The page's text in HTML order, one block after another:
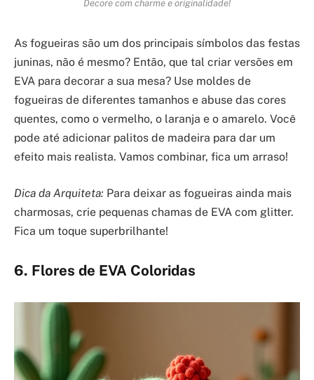
Decore com charme e originalidade!
As fogueiras são um dos principais símbolos das festas
juninas, não é mesmo? Então, que tal criar versões em
EVA para decorar a sua mesa? Use moldes de
fogueiras de diferentes tamanhos e abuse das cores
quentes, como o vermelho, o laranja e o amarelo. Você
pode até adicionar palitos de madeira para dar um
efeito mais realista. Vamos combinar, fica um arraso!
Dica da Arquiteta: Para deixar as fogueiras ainda mais
charmosas, crie pequenas chamas de EVA com glitter.
Fica um toque superbrilhante!
6. Flores de EVA Coloridas